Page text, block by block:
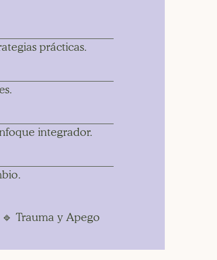
prácticas.
integrador.
Trauma y Apego